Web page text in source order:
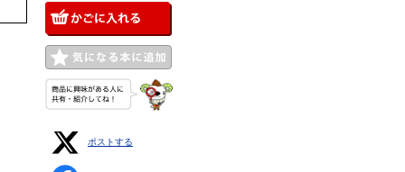
ポストする